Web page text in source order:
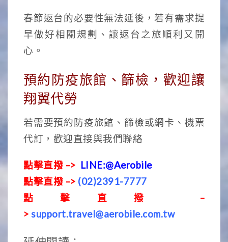
春節返台的必要性無法延後，若有需求提
早做好相關規劃、讓返台之旅順利又開
心。
預約防疫旅館、篩檢，歡迎讓
翔翼代勞
若需要預約防疫旅館、篩檢或網卡、機票
代訂，歡迎直接與我們聯絡
點擊直撥 –> LINE:@Aerobile
點擊直撥 –> (02)2391-7777
點擊直撥 –
> support.travel@aerobile.com.tw